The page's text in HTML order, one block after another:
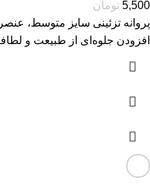
5,500 تومان
پروانه تزئینی سایز متوسط،
افزودن جلوه‌ای از طبیعت و